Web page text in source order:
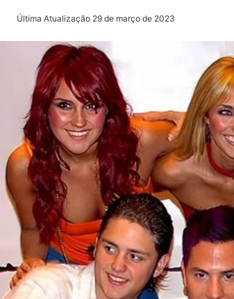
Última Atualização 29 de março de 2023